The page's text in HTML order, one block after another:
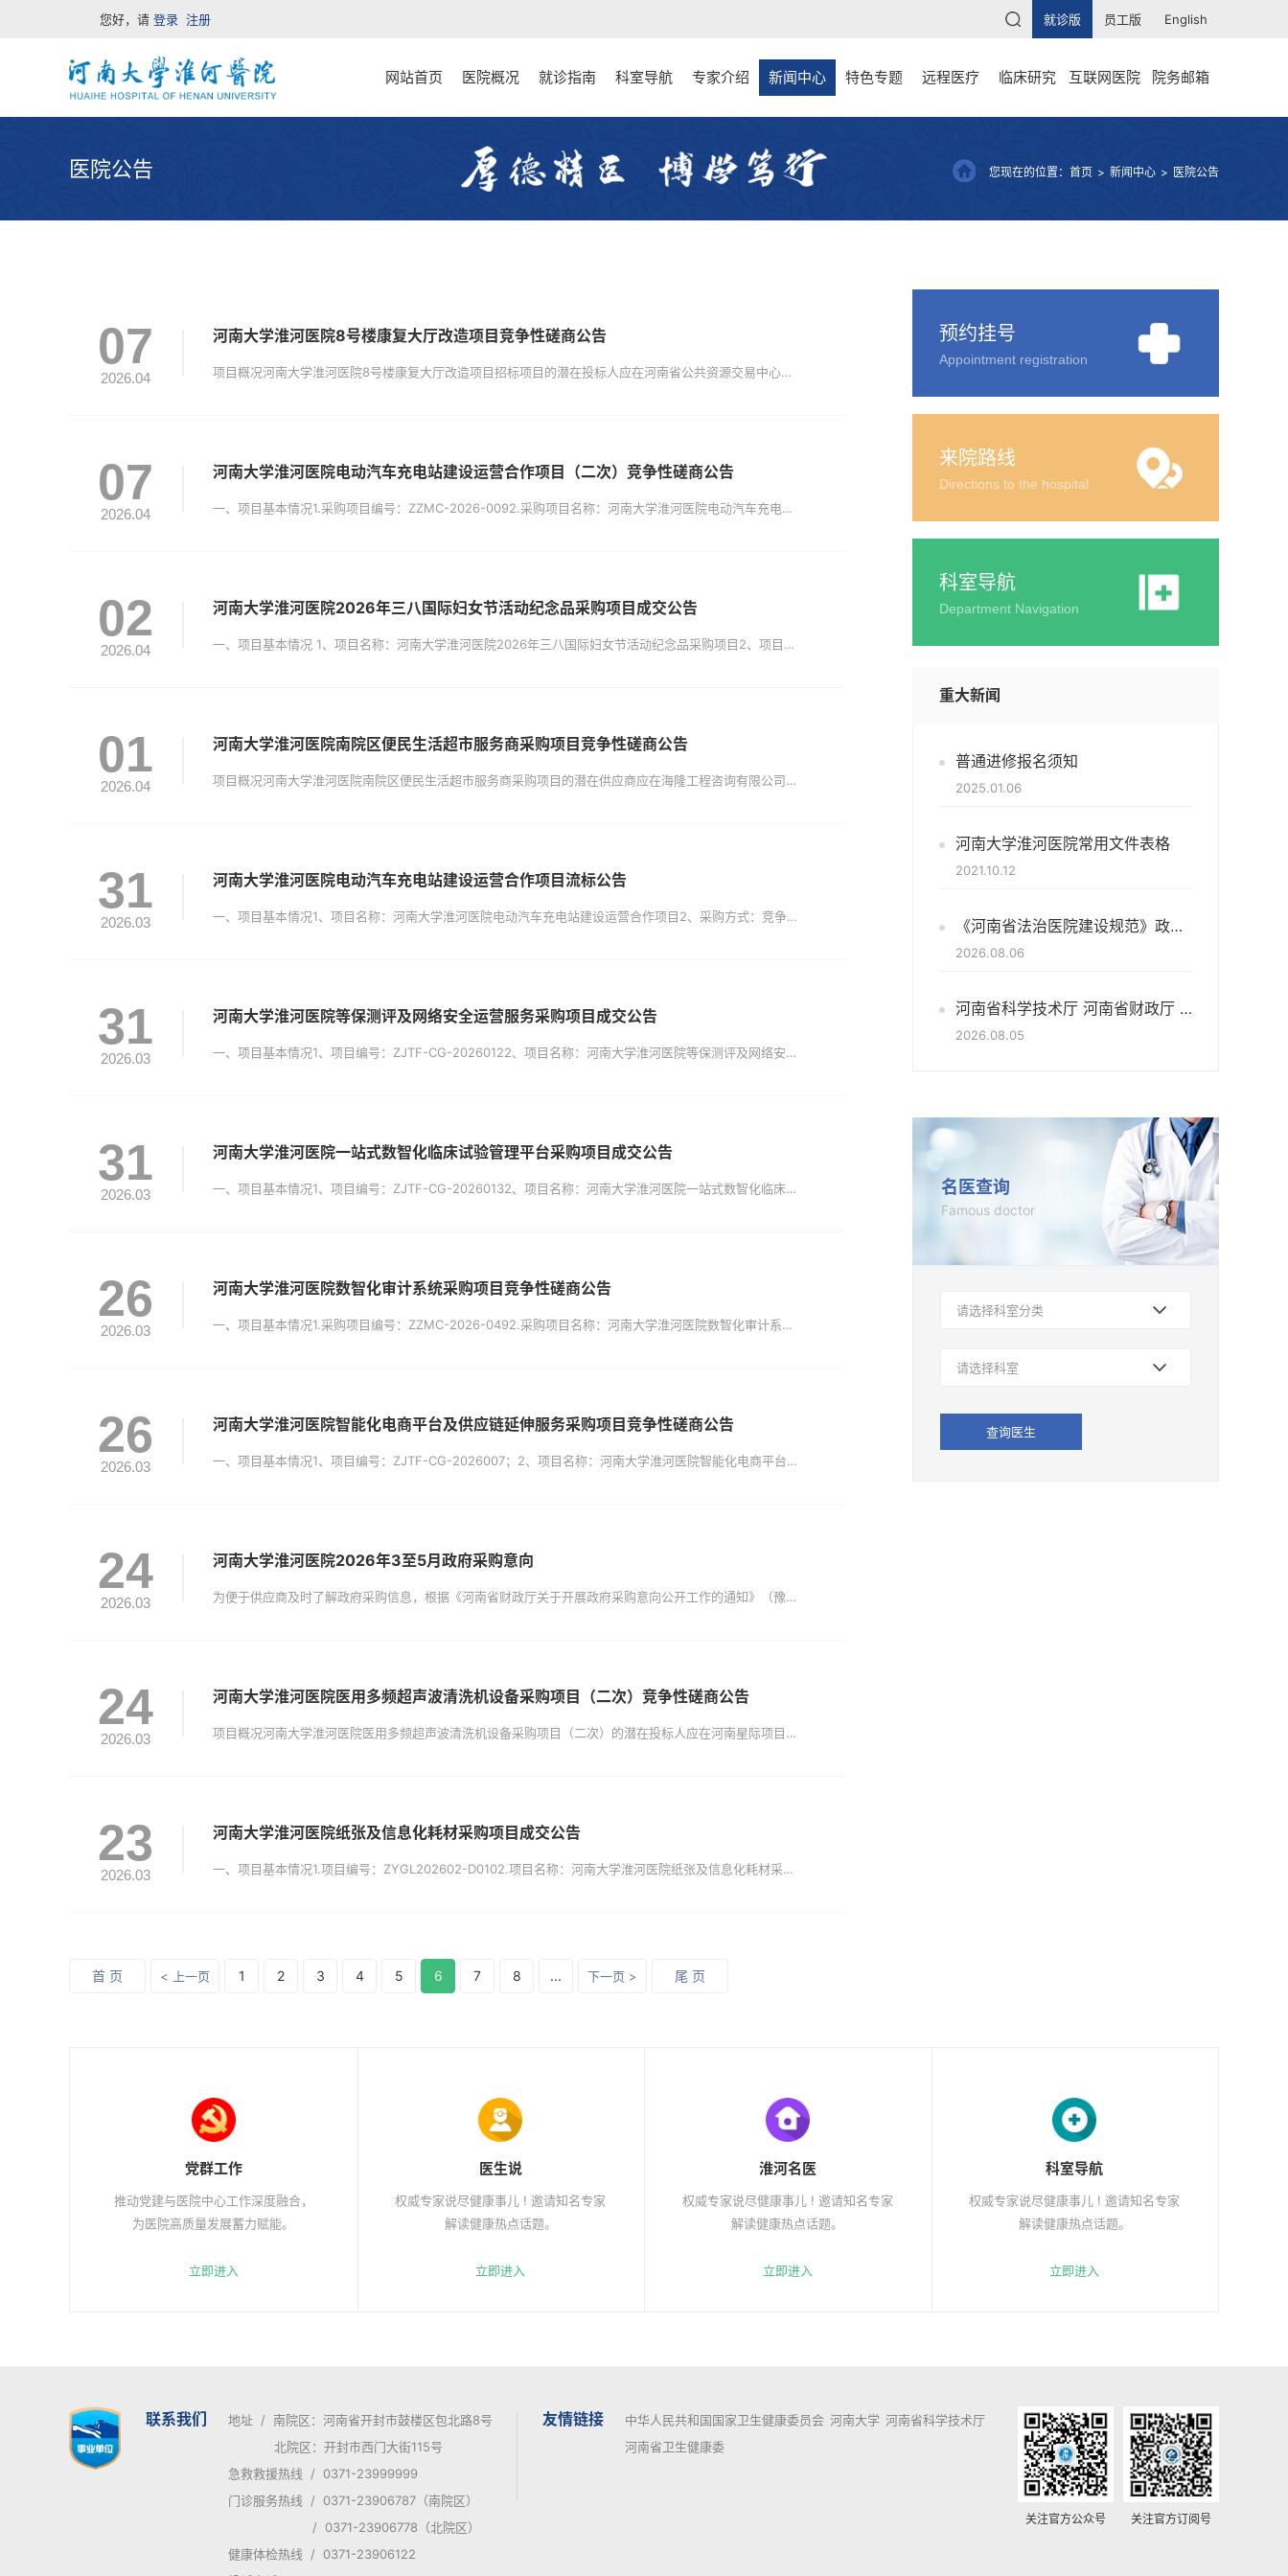
您好，请 登录 注册 就诊版 员工版 English
网站首页 医院概况 就诊指南 科室导航 专家介绍 新闻中心 特色专题 远程医疗 临床研究 互联网医院 院务邮箱
医院公告 您现在的位置： 首页 > 新闻中心 > 医院公告
07
2026.04
河南大学淮河医院8号楼康复大厅改造项目竞争性磋商公告
项目概况河南大学淮河医院8号楼康复大厅改造项目招标项目的潜在投标人应在河南省公共资源交易中心（hnsggzyjy.henan.gov.cn）获取招标文件，并于2026年04月07日09时00分（北京时间）前递交响应文件。一、项目基本情况1、项目编号：豫财磋商采购-2026-1382、项目名称：河南大学淮河医院8号楼康复大厅改造项目3、采购方式：竞争性磋商4、预算金额：1706226.34元最高...
07
2026.04
河南大学淮河医院电动汽车充电站建设运营合作项目（二次）竞争性磋商公告
一、项目基本情况1.采购项目编号：ZZMC-2026-0092.采购项目名称：河南大学淮河医院电动汽车充电站建设运营合作项目（二次）3.采购方式：竞争性磋商4.最低限价：场地服务费每月不低于该站充电服务费税后额15%（以平台实时数据进行结算）5.采购需求（包括但不限于标的的名称、数量、简要技术需求或服务要求等）5.1采购内容：在开封市河南大学淮河医院南北院停车场内实施“电动汽车集中充电设施建设...
02
2026.04
河南大学淮河医院2026年三八国际妇女节活动纪念品采购项目成交公告
一、项目基本情况 1、项目名称：河南大学淮河医院2026年三八国际妇女节活动纪念品采购项目2、项目编号：ZZMC-2026-0393、采购方式：竞争性磋商 4、采购公告发布日期：2026年03月19日 5、评审日期：2026年04月01日二、成交情况成交供应商：北京一城通达供应链管理有限公司；成交供应商地址：北京市大兴区芦花路1号平房；成交金额：94.5元/套；交货期：签订合同后3个工作日内。...
01
2026.04
河南大学淮河医院南院区便民生活超市服务商采购项目竞争性磋商公告
项目概况河南大学淮河医院南院区便民生活超市服务商采购项目的潜在供应商应在海隆工程咨询有限公司（郑州市郑东新区金水东路85号雅宝东方国际广场2号楼13层1306室）获取竞争性磋商文件，并于2026年04月14日9时00分（北京时间）前递交响应性文件。一、项目基本情况1、项目编号：HLZB-2026-0502、项目名称：河南大学淮河医院南院区便民生活超市服务商采购项目3、采购方式：竞争性磋商4、管...
31
2026.03
河南大学淮河医院电动汽车充电站建设运营合作项目流标公告
一、项目基本情况1、项目名称：河南大学淮河医院电动汽车充电站建设运营合作项目2、采购方式：竞争性磋商3、公告发布日期：2026年03月23日二、流标情况获取磋商文件供应商不足三家，本项目流标。三、公告发布的媒介本次公告在《中国招标投标公共服务平台》、《河南大学淮河医院官网》上发布。四、联系事项1.采购人信息名称：河南大学淮河医院地址：河南省开封市鼓楼区西门大街115号联系人：王老师联系方式：0...
31
2026.03
河南大学淮河医院等保测评及网络安全运营服务采购项目成交公告
一、项目基本情况1、项目编号：ZJTF-CG-20260122、项目名称：河南大学淮河医院等保测评及网络安全运营服务采购项目3、采购公告发布日期：2026年03月16日4、评审日期：2026年03月27日5、采购方式：竞争性磋商二、采购项目用途、数量、简要技术要求、合同履行日期：1、采购内容：河南大学淮河医院9个在用信息系统（三级）的等级测评及针对以上信息系统的安全咨询服务、安全巡检服务、信息...
31
2026.03
河南大学淮河医院一站式数智化临床试验管理平台采购项目成交公告
一、项目基本情况1、项目编号：ZJTF-CG-20260132、项目名称：河南大学淮河医院一站式数智化临床试验管理平台采购项目3、采购公告发布日期：2026年03月16日4、评审日期：2026年03月27日5、采购方式：竞争性磋商二、采购项目用途、数量、简要技术要求、合同履行日期：1、采购内容：河南大学淮河医院一站式数智化临床试验管理平台采购包括系统软件开发、技术支持、运行维护、项目验收、培训...
26
2026.03
河南大学淮河医院数智化审计系统采购项目竞争性磋商公告
一、项目基本情况1.采购项目编号：ZZMC-2026-0492.采购项目名称：河南大学淮河医院数智化审计系统采购项目3.采购方式：竞争性磋商4.预算金额：280000.00元序号项目名称数量/单位预算金额（元）1河南大学淮河医院数智化审计系统采购项目1套280000.005.采购需求：（包括但不限于标的的名称、数量、简要技术需求或服务要求等）5.1采购内容：包括系统软硬件安装调试、开发、技术支...
26
2026.03
河南大学淮河医院智能化电商平台及供应链延伸服务采购项目竞争性磋商公告
一、项目基本情况1、项目编号：ZJTF-CG-2026007；2、项目名称：河南大学淮河医院智能化电商平台及供应链延伸服务采购项目；3、采购方式：竞争性磋商；4、采购需求（包括但不限于标的的名称、数量、简要技术需求或服务要求等）4.1采购内容：河南大学淮河医院拟招标引入智能化电商平台进行供应链延伸服务，医院将实现物资零库存管理，要求中标供货商按照医院的配送时效和送货要求，将采购商品及院内自主采...
24
2026.03
河南大学淮河医院2026年3至5月政府采购意向
为便于供应商及时了解政府采购信息，根据《河南省财政厅关于开展政府采购意向公开工作的通知》（豫财购〔2020〕8号）等有关规定，现将河南大学淮河医院 2026年3（至）5月采购意向公开如下：序号采购项目名称采购需求概况预算金额（万元）预计采购时间发布时间1河南大学淮河医院全院医学装备维修维保服务采购项目全院医学装备维修维保服务采购项目服务期限3年总预算3600万元36002026年5月2026年...
24
2026.03
河南大学淮河医院医用多频超声波清洗机设备采购项目（二次）竞争性磋商公告
项目概况河南大学淮河医院医用多频超声波清洗机设备采购项目（二次）的潜在投标人应在河南星际项目管理有限公司获取竞争性磋商文件，并于2026年04月08日09时00分（北京时间）前递交响应文件。一、项目基本情况1.采购项目编号：XJGL-26010122.采购项目名称：河南大学淮河医院医用多频超声波清洗机设备采购项目（二次）3.采购方式：竞争性磋商4.预算金额：100000.00元序号包名称包预算...
23
2026.03
河南大学淮河医院纸张及信息化耗材采购项目成交公告
一、项目基本情况1.项目编号：ZYGL202602-D0102.项目名称：河南大学淮河医院纸张及信息化耗材采购项目3.采购方式：竞争性谈判4.公告发布日期：2026年3月16日5.评审日期：2026年3月20日二、成交情况成交人：漯河市韵灏商贸有限公司地址：河南省漯河市郾城区嵩山路与淞江路交叉口沙田锦绣天地20＃楼20幢1503号成交金额（总优惠率）：79%服务周期：自合同签订之日起一年服务质...
首 页 < 上一页 1 2 3 4 5 6 7 8 ... 下一页 > 尾 页
预约挂号
Appointment registration
来院路线
Directions to the hospital
科室导航
Department Navigation
重大新闻
普通进修报名须知
2025.01.06
河南大学淮河医院常用文件表格
2021.10.12
《河南省法治医院建设规范》政策解读
2026.08.06
河南省科学技术厅 河南省财政厅 关于组织申报2027年度河南省国际科技合作重点项目和培育项目的通知
2026.08.05
名医查询
Famous doctor
请选择科室分类
请选择科室
查询医生
党群工作
推动党建与医院中心工作深度融合，
为医院高质量发展蓄力赋能。
立即进入
医生说
权威专家说尽健康事儿 ! 邀请知名专家
解读健康热点话题。
立即进入
淮河名医
权威专家说尽健康事儿 ! 邀请知名专家
解读健康热点话题。
立即进入
科室导航
权威专家说尽健康事儿 ! 邀请知名专家
解读健康热点话题。
立即进入
联系我们
地址 / 南院区：河南省开封市鼓楼区包北路8号
北院区：开封市西门大街115号
急救救援热线 / 0371-23999999
门诊服务热线 / 0371-23906787（南院区）
/ 0371-23906778（北院区）
健康体检热线 / 0371-23906122
友情链接 中华人民共和国国家卫生健康委员会 河南大学 河南省科学技术厅
河南省卫生健康委
关注官方订阅号
关注官方公众号